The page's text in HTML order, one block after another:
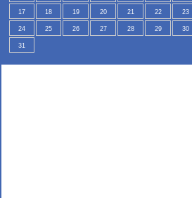
17 18 19 20 21 22 23
24 25 26 27 28 29 30
31